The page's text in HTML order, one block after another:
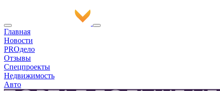
Главная
Новости
PROдело
Отзывы
Спецпроекты
Недвижимость
Авто